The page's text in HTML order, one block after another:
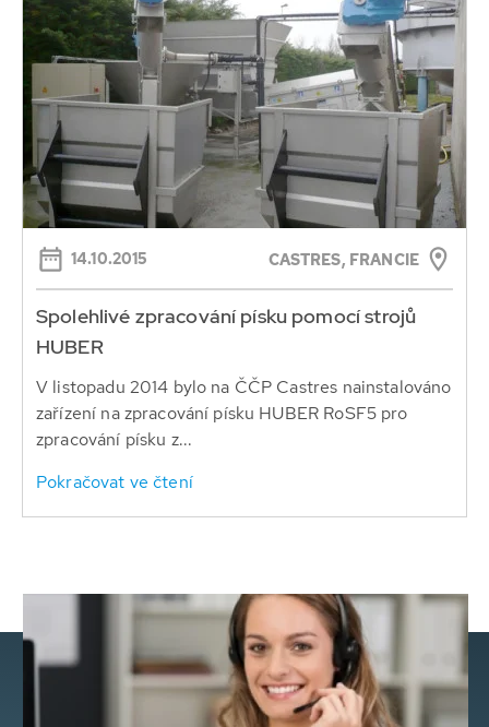
14.10.2015 CASTRES, FRANCIE
Spolehlivé zpracování písku pomocí strojů
HUBER
V listopadu 2014 bylo na ČČP Castres nainstalováno
zařízení na zpracování písku HUBER RoSF5 pro
zpracování písku z...
Pokračovat ve čtení